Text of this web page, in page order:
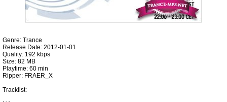
Genre: Trance
Release Date: 2012-01-01
Quality: 192 kbps
Size: 82 MB
Playtime: 60 min
Ripper: FRAER_X
Tracklist: